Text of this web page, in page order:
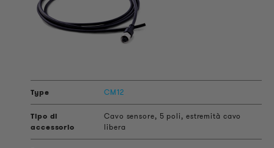
CM12
Cavo sensore, 5 poli, estremità cavo
libera